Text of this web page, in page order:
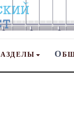
АЗДЕЛЫ О